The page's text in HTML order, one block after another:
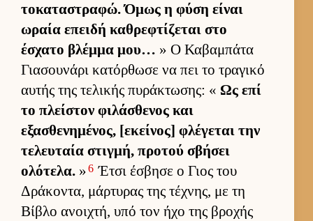
τοκαταστραφώ. Όμως η φύση εί­ναι
ωραία επειδή καθρεφτίζεται στο
έσχατο βλέμμα μου… » Ο Καβαμπάτα
Για­σου­νάρι κατόρ­θωσε να πει το τραγικό
αυ­τής της τελικής πυράκτωσης: « Ως επί
το πλεί­στον φιλάσθενος και
εξασθενημένος, [εκεί­νος] φλέγεται την
τελευ­ταία στιγ­μή, προτού σβήσει
ολότελα. »6 Έτσι έσβησε ο Γιος του
Δράκοντα, μάρ­τυρας της τέχνης, με τη
Βίβλο ανοι­χτή, υπό τον ήχο της βροχής